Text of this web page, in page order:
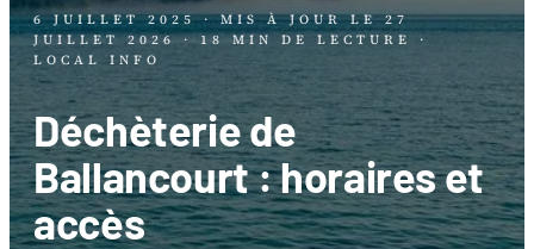
6 JUILLET 2025 · MIS À JOUR LE27
JUILLET 2026 · 18 MIN DE LECTURE
·
LOCAL INFO
Déchèterie de
Ballancourt : horaires et
accès